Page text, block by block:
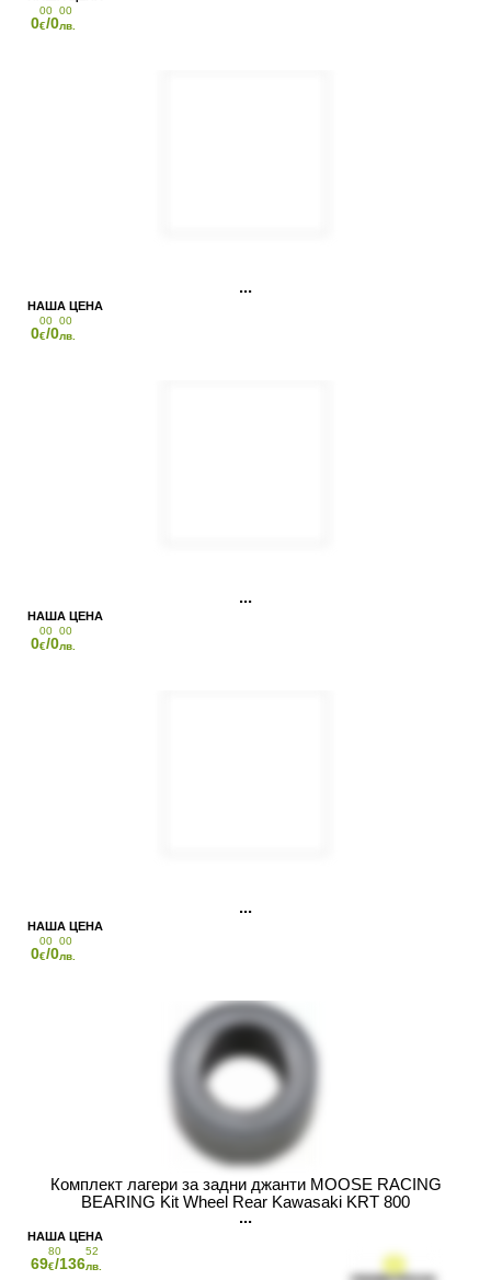
0
00
€/0
00
лв.
0
00
€/0
00
лв.
0
00
€/0
00
лв.
0
00
€/0
00
лв.
Комплект лагери за задни джанти MOOSE RACING
BEARING Kit Wheel Rear Kawasaki KRT 800
69
80
€/136
52
лв.